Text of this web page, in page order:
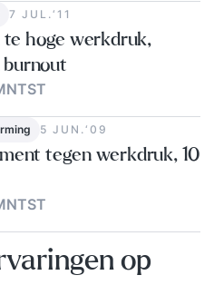
7 JUL.‘11
te hoge werkdruk,
burnout
5 JUN.‘09
tegen werkdruk, 10
op